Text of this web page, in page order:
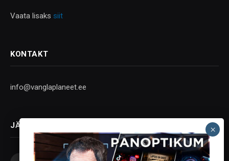
Vaata lisaks siit
KONTAKT
info@vanglaplaneet.ee
JÄLGI SOTSIAALMEEDIAS